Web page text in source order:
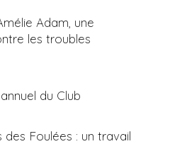
Adam, une
les troubles
du Club
des Foulées : un travail